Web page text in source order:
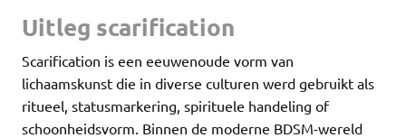
Uitleg scarification
Scarification is een eeuwenoude vorm van
lichaamskunst die in diverse culturen werd gebruikt als
ritueel, statusmarkering, spirituele handeling of
schoonheidsvorm. Binnen de moderne BDSM-wereld